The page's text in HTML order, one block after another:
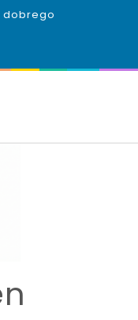
dobrego